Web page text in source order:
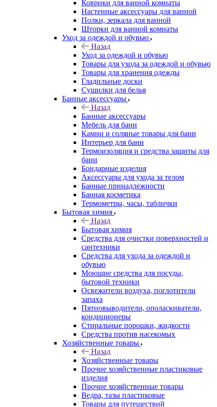
Коврики для ванной комнаты
Настенные аксессуары для ванной
Полки, зеркала для ванной
Шторки для ванной комнаты
Уход за одеждой и обувью
Назад
Уход за одеждой и обувью
Товары для ухода за одеждой и обувью
Товары для хранения одежды
Гладильные доски
Сушилки для белья
Банные аксессуары
Назад
Банные аксессуары
Мебель для бани
Камни и соляные товары для бани
Интерьер для бани
Термоизоляция и средства защиты для
бани
Бондарные изделия
Аксеcсуары для ухода за телом
Банные принадлежности
Банная косметика
Термометры, часы, таблички
Бытовая химия
Назад
Бытовая химия
Средства для очистки поверхностей и
сантехники
Средства для ухода за одеждой и
обувью
Моющие средства для посуды,
бытовой техники
Освежители воздуха, поглотители
запаха
Пятновыводители, ополаскиватели,
кондиционеры
Стиральные порошки, жидкости
Средства против насекомых
Хозяйственные товары
Назад
Хозяйственные товары
Прочие хозяйственные пластиковые
изделия
Прочие хозяйственные товары
Ведра, тазы пластиковые
Товары для путешествий